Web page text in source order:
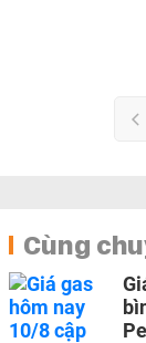
Cùng